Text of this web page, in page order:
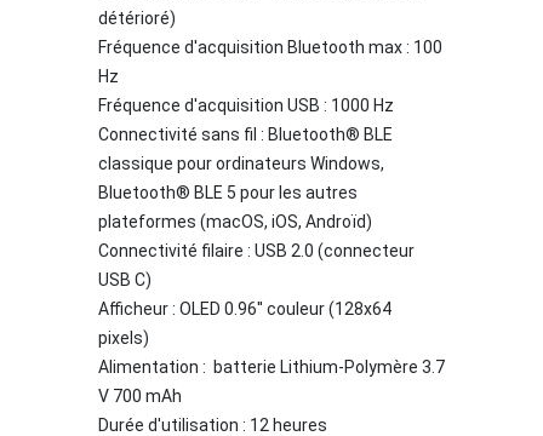
détérioré)
Fréquence d'acquisition Bluetooth max : 100
Hz
Fréquence d'acquisition USB : 1000 Hz
Connectivité sans fil : Bluetooth® BLE
classique pour ordinateurs Windows,
Bluetooth® BLE 5 pour les autres
plateformes (macOS, iOS, Androïd)
Connectivité filaire : USB 2.0 (connecteur
USB C)
Afficheur : OLED 0.96'' couleur (128x64
pixels)
Alimentation : batterie Lithium-Polymère 3.7
V 700 mAh
Durée d'utilisation : 12 heures